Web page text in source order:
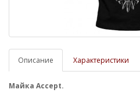
Описание Характеристики
Майка Accept.